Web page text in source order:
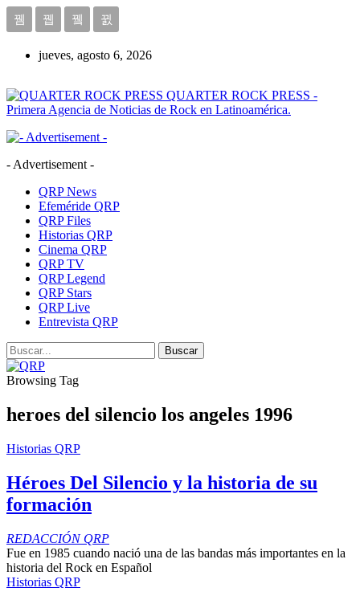
jueves, agosto 6, 2026
QUARTER ROCK PRESS -
Primera Agencia de Noticias de Rock en Latinoamérica.
- Advertisement -
QRP News
Efeméride QRP
QRP Files
Historias QRP
Cinema QRP
QRP TV
QRP Legend
QRP Stars
QRP Live
Entrevista QRP
Browsing Tag
heroes del silencio los angeles 1996
Historias QRP
Héroes Del Silencio y la historia de su
formación
REDACCIÓN QRP
Fue en 1985 cuando nació una de las bandas más importantes en la
historia del Rock en Español
Historias QRP